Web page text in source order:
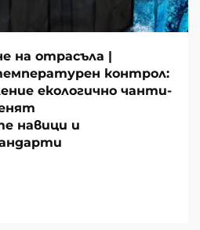
на отрасъла |
контрол:
екологично чанти-
навици и